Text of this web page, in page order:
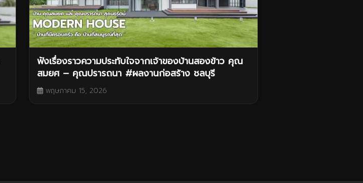
ฟังเรื่องราวความประทับใจจากเจ้าของบ้านสองข้าว คุณ
สมยศ – คุณปรารถนา #ผลงานก่อสร้าง ชลบุรี
พฤษภาคม 15, 2026